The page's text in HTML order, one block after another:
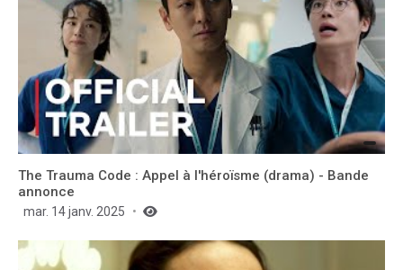
The Trauma Code : Appel à l'héroïsme (drama) - Bande
annonce
mar. 14 janv. 2025